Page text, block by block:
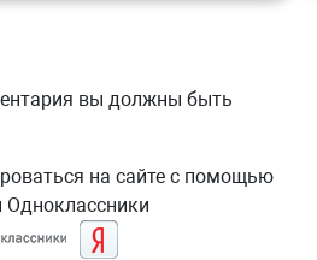
вы должны быть
на сайте с помощью
Одноклассники